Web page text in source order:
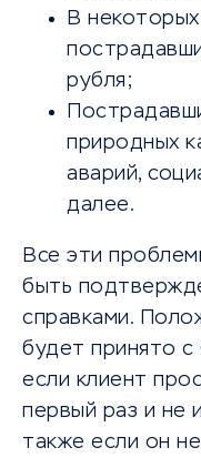
В некоторых
рубля;
природных
аварий,
далее.
Все эти
быть
справками.
будет принято
если клиент
первый раз и не
также если он